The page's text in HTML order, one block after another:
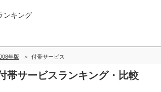
ンキング
年版 付帯サービス
帯サービスランキング・比較